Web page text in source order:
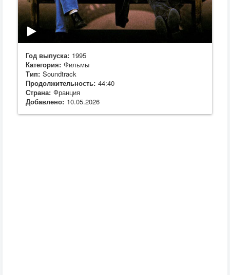
Год выпуска: 1995
Категория: Фильмы
Тип: Soundtrack
Продолжительность: 44:40
Страна: Франция
Добавлено: 10.05.2026